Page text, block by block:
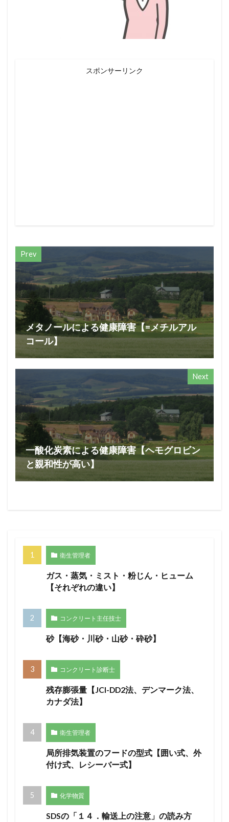
スポンサーリンク
Prev
メタノールによる健康障害【=メチルアル
コール】
Next
一酸化炭素による健康障害【ヘモグロビン
と親和性が高い】
衛生管理者
ガス・蒸気・ミスト・粉じん・ヒューム
【それぞれの違い】
コンクリート主任技士
砂【海砂・川砂・山砂・砕砂】
コンクリート診断士
残存膨張量【JCI-DD2法、デンマーク法、
カナダ法】
衛生管理者
局所排気装置のフードの型式【囲い式、外
付け式、レシーバー式】
化学物質
SDSの「１４．輸送上の注意」の読み方